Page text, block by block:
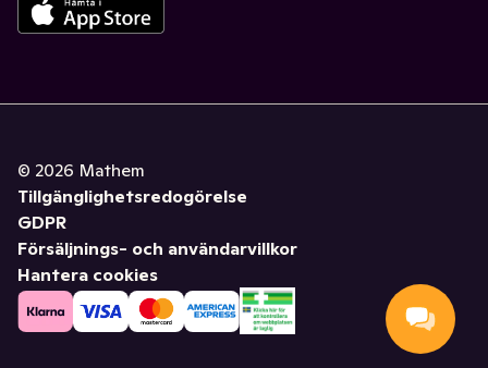
© 2026 Mathem
Tillgänglighetsredogörelse
GDPR
Försäljnings- och användarvillkor
Hantera cookies